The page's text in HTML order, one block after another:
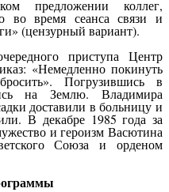
предложении коллег,
во время сеанса связи и
(цензурный вариант).
приступа Центр
«Немедленно покинуть
Погрузившись в
на Землю. Владимира
доставили в больницу и
В декабре 1985 года за
и героизм Васютина
Союза и орденом